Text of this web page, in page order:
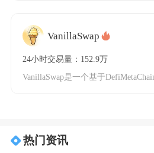
VanillaSwap
24小时交易量：152.9万
热门资讯